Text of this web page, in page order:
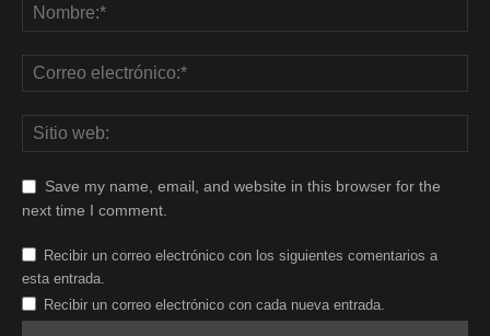
Save my name, email, and website in this browser for the
next time I comment.
Recibir un correo electrónico con los siguientes comentarios a
esta entrada.
Recibir un correo electrónico con cada nueva entrada.